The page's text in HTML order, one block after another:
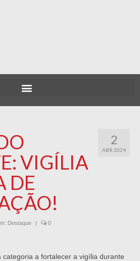
2
ABR 2024
VIGÍLIA
DE
Destaque | 0
categoria a fortalecer a vigília durante